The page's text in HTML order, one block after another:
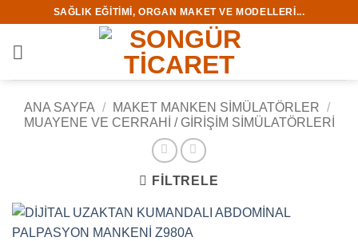
SAĞLIK EĞITIMI, ORGAN MAKET VE MODELLERI...
ANA SAYFA / MAKET MANKEN SİMÜLATÖRLER /
MUAYENE VE CERRAHİ / GİRİŞİM SİMÜLATÖRLERİ
FILTRELE